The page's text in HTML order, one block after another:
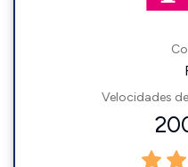
Velocidades